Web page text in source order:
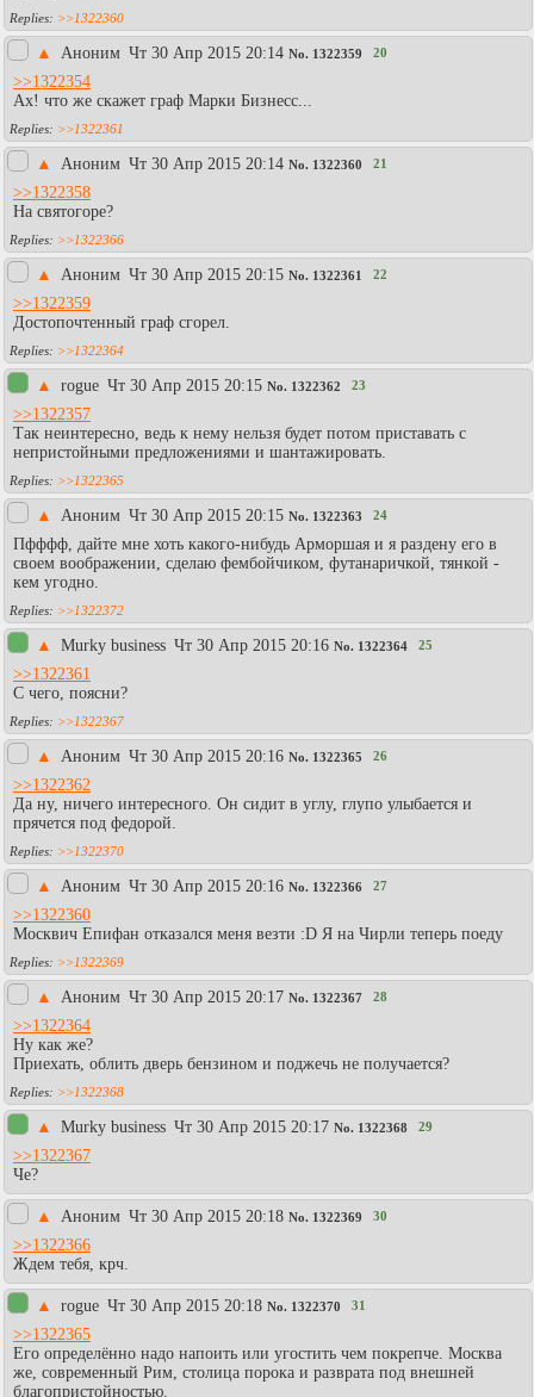
>>1322360
▲ Аноним Чт 30 Апр 2015 20:14 No. 1322359 20
>>1322354
Ах! что же скажет граф Марки Бизнесс...
>>1322361
▲ Аноним Чт 30 Апр 2015 20:14 No. 1322360 21
>>1322358
На святогоре?
>>1322366
▲ Аноним Чт 30 Апр 2015 20:15 No. 1322361 22
>>1322359
Достопочтенный граф сгорел.
>>1322364
▲ rogue Чт 30 Апр 2015 20:15 No. 1322362 23
>>1322357
Так неинтересно, ведь к нему нельзя будет потом приставать с
непристойными предложениями и шантажировать.
>>1322365
▲ Аноним Чт 30 Апр 2015 20:15 No. 1322363 24
Пфффф, дайте мне хоть какого-нибудь Арморшая и я раздену его в
своем воображении, сделаю фембойчиком, футанаричкой, тянкой -
кем угодно.
>>1322372
▲ Murky business Чт 30 Апр 2015 20:16 No. 1322364 25
>>1322361
С чего, поясни?
>>1322367
▲ Аноним Чт 30 Апр 2015 20:16 No. 1322365 26
>>1322362
Да ну, ничего интересного. Он сидит в углу, глупо улыбается и
прячется под федорой.
>>1322370
▲ Аноним Чт 30 Апр 2015 20:16 No. 1322366 27
>>1322360
Москвич Епифан отказался меня везти :D Я на Чирли теперь поеду
>>1322369
▲ Аноним Чт 30 Апр 2015 20:17 No. 1322367 28
>>1322364
Ну как же?
Приехать, облить дверь бензином и поджечь не получается?
>>1322368
▲ Murky business Чт 30 Апр 2015 20:17 No. 1322368 29
>>1322367
Че?
▲ Аноним Чт 30 Апр 2015 20:18 No. 1322369 30
>>1322366
Ждем тебя, крч.
▲ rogue Чт 30 Апр 2015 20:18 No. 1322370 31
>>1322365
Его определённо надо напоить или угостить чем покрепче. Москва
же, современный Рим, столица порока и разврата под внешней
благопристойностью.